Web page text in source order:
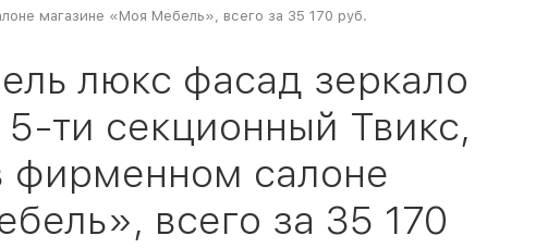
магазине «Моя Мебель», всего за 35 170 руб.
люкс фасад зеркало
ти секционный Твикс,
фирменном салоне
всего за 35 170